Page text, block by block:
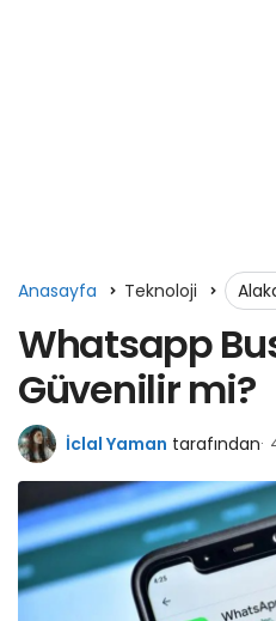
Anasayfa Teknoloji
Whatsapp
Güvenilir mi?
İclal Yaman tarafından